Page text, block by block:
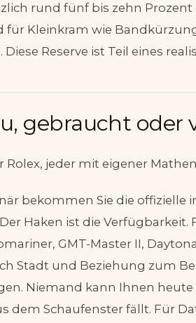
rund fünf bis zehn
für Kleinkram wie
Diese Reserve ist Teil eines
gebraucht oder
Rolex, jeder mit eigener
bekommen Sie die offizielle
Haken ist die Verfügbarkeit.
GMT-Master II,
Stadt und Beziehung zum
Niemand kann Ihnen heute
dem Schaufenster fällt. Für